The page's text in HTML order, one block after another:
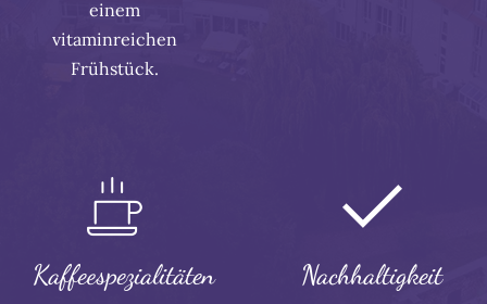
einem
vitaminreichen
Frühstück.
Kaffeespezialitäten Nachhaltigkeit